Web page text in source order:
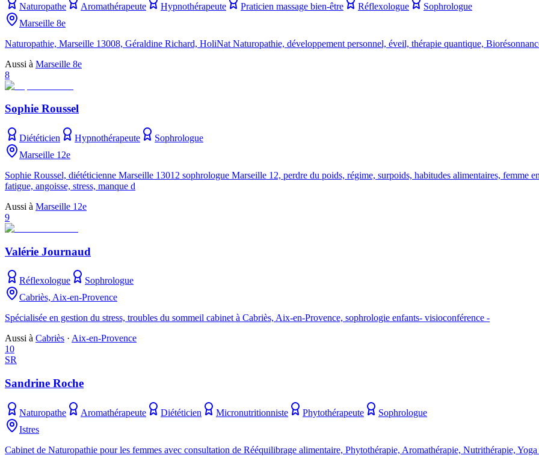
Naturopathe Aromathérapeute Hypnothérapeute Praticien massage bien-être Réflexologue
Sophrologue
Marseille 8e
Naturopathie, Marseille 13008, Géraldine Richard, HoliNat Naturopathie, développement personnel, éveil, thérapie quantique,
Aussi à Marseille 8e
8
Sophie Roussel
Diététicien Hypnothérapeute
Sophrologue
Marseille 12e
Sophie Roussel, diététicienne Marseille 13012 sophrologue Marseille 12, perdre du poids, régime, surpoids, habitudes alimentaires, femme
fatigue, angoisse, stress, manque d
Aussi à Marseille 12e
9
Valérie Journaud
Réflexologue
Sophrologue
Cabriès, Aix-en-Provence
Spécialisée en gestion du stress, troubles du sommeil cabinet à Cabriès, Aix-en-Provence, sophrologie enfants- visioconférence -
Aussi à Cabriès · Aix-en-Provence
10
SR
Sandrine Roche
Naturopathe Aromathérapeute Diététicien Micronutritionniste Phytothérapeute
Sophrologue
Istres
Cabinet de Naturopathie pour les femmes avec consultation de Rééquilibrage alimentaire, Phytothérapie, Aromathérapie, Nutrithérapie,